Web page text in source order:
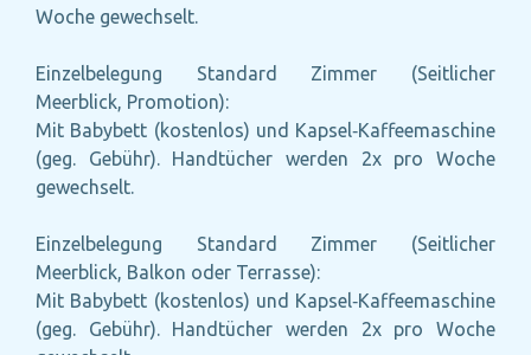
Woche gewechselt.
Einzelbelegung Standard Zimmer (Seitlicher
Meerblick, Promotion):
Mit Babybett (kostenlos) und Kapsel‑Kaffeemaschine
(geg. Gebühr). Handtücher werden 2x pro Woche
gewechselt.
Einzelbelegung Standard Zimmer (Seitlicher
Meerblick, Balkon oder Terrasse):
Mit Babybett (kostenlos) und Kapsel‑Kaffeemaschine
(geg. Gebühr). Handtücher werden 2x pro Woche